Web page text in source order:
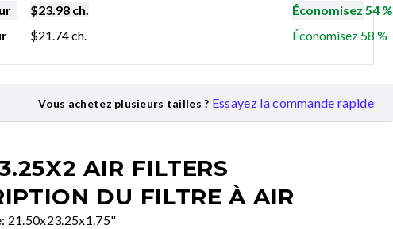
$23.98 ch.
Économisez 54 %
$21.74ch. Économisez 58 %
Vous achetez plusieurs tailles ? Essayez la commande rapide
AIR FILTERS
DU FILTRE À AIR
21.50x23.25x1.75"